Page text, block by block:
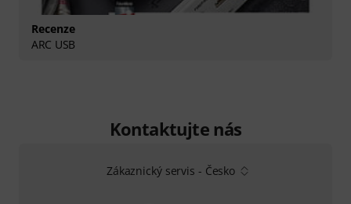
Recenze
ARC USB
Kontaktujte nás
Zákaznický servis - Česko